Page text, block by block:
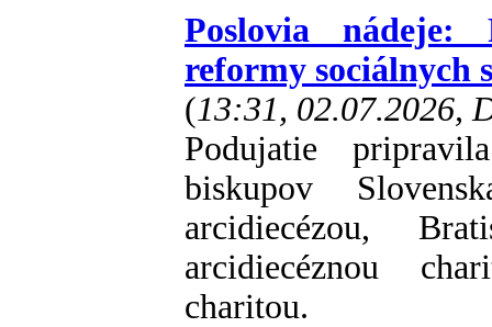
Poslovia
reformy sociálnych
(13:31, 02.07.2026,
Podujatie
biskupov
arcidiecézou,
arcidiecéznou
charitou.